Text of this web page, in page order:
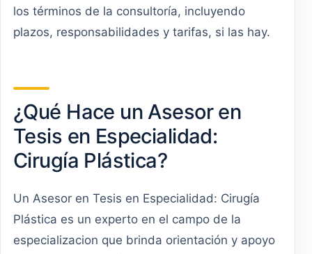
los términos de la consultoría, incluyendo
plazos, responsabilidades y tarifas, si las hay.
¿Qué Hace un Asesor en
Tesis en Especialidad:
Cirugía Plástica?
Un Asesor en Tesis en Especialidad: Cirugía
Plástica es un experto en el campo de la
especializacion que brinda orientación y apoyo